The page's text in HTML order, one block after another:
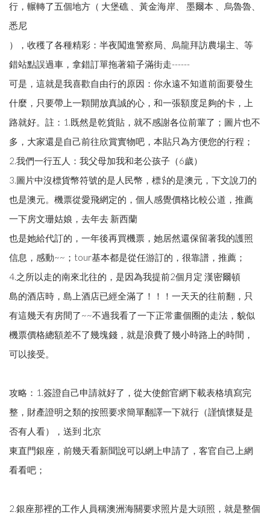
行，輾轉了五個地方（ 大堡礁 、黃金海岸、 墨爾本 、烏魯魯、
悉尼
），收穫了各種精彩：半夜闖進警察局、烏龍拜訪農場主、等
錯站點誤過車，拿錯訂單拖著箱子滿街走------
可是，這就是我喜歡自由行的原因：你永遠不知道前面要發生
什麼，只要帶上一顆開放真誠的心，和一張額度足夠的卡，上
路就好。註：1.既然是乾貨貼，就不感謝各位前輩了；圖片也不
多，大家還是自己前往欣賞實物吧，本貼只為方便您的行程；
2.我們一行五人：我父母加我和老公孩子（6歲）
3.圖片中沒標貨幣符號的是人民幣，標$的是澳元，下文說刀的
也是澳元。機票從愛飛網定的，個人感覺價格比較公道，推薦
一下房文珊姑娘，去年去 新西蘭
也是她給代訂的，一年後再買機票，她居然還保留著我的護照
信息，感動~~；tour基本都是從任游訂的，很靠譜，推薦；
4.之所以走的南來北往的，是因為我提前2個月定 漢密爾頓
島的酒店時，島上酒店已經全滿了！！！一天天的往前翻，只
有這幾天有房間了~~不過我看了一下正常畫個圈的走法，貌似
機票價格總額差不了幾塊錢，就是浪費了幾小時路上的時間，
可以接受。
攻略：1.簽證自己申請就好了，從大使館官網下載表格填寫完
整，財產證明之類的按照要求簡單翻譯一下就行（謹慎懷疑是
否有人看），送到 北京
東直門銀座，前幾天看新聞說可以網上申請了，客官自己上網
看看吧；
2.銀座那裡的工作人員稱澳洲海關要求照片是大頭照，就是整個